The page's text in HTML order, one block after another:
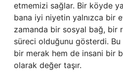
etmemizi sağlar. Bir köyde
bana iyi niyetin yalnızca bir
zamanda bir sosyal bağ, bir
süreci olduğunu gösterdi. Bu
bir merak hem de insani bir
olarak değer taşır.